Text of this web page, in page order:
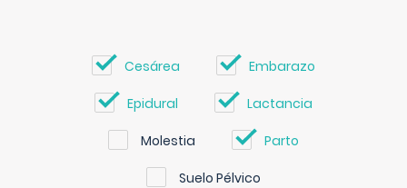
Cesárea Embarazo
Epidural Lactancia
Molestia Parto
Suelo Pélvico